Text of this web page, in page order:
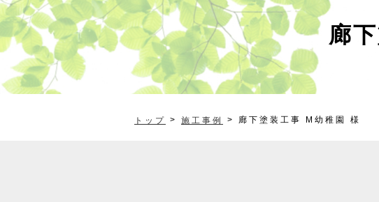
廊
トップ > 施工事例 > 廊下塗装工事 M幼稚園 様